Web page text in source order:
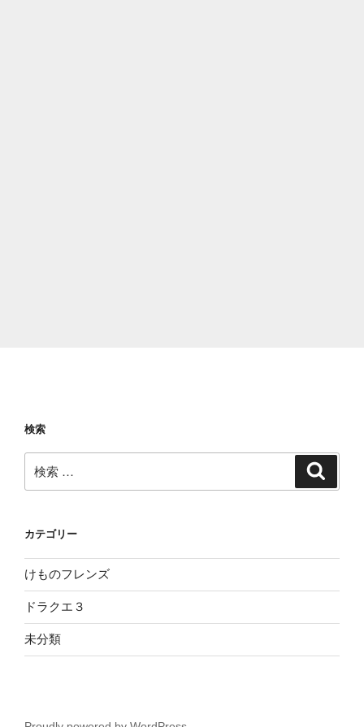
検索
索:
カテゴリー
けものフレンズ
ドラクエ３
未分類